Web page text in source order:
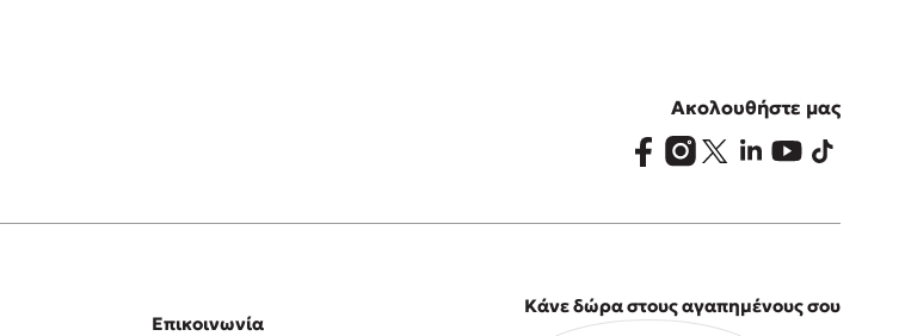
Ακολουθήστε μας
Επικοινωνία
Κάνε δώρα στους αγαπημένους σου